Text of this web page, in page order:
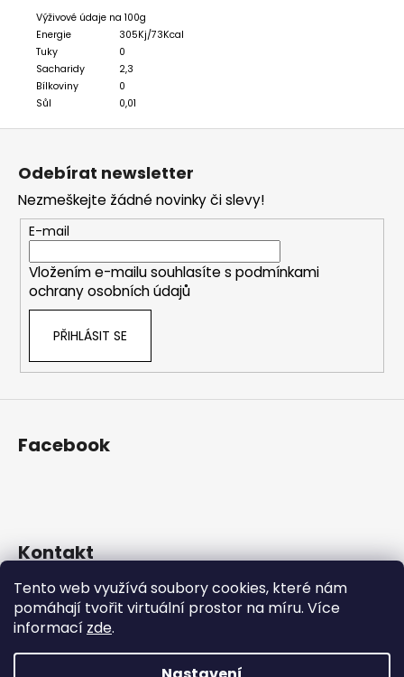
Tento web využívá soubory cookies, které nám
pomáhají tvořit virtuální prostor na míru. Více
informací zde.
Výživové údaje na 100g
Energie
305Kj/73Kcal
Tuky
0
Sacharidy
2,3
Bílkoviny
0
Sůl
0,01
Z
Odebírat newsletter
Nezmeškejte žádné novinky či slevy!
E-mail
Vložením e-mailu souhlasíte s podmínkami
ochrany osobních údajů
PŘIHLÁSIT SE
Facebook
Kontakt
eshop@prosekarna.cz
+420 725 934 543
http://www.facebook.com/Prosekarna
prosekarna/